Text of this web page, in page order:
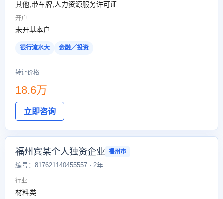
其他,带车牌,人力资源服务许可证
开户
未开基本户
银行流水大 金融／投资
转让价格
18.6万
立即咨询
福州宾某个人独资企业 福州市
编号：817621140455557 · 2年
行业
材料类